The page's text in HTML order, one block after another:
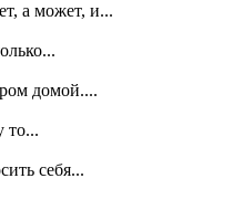
а может, и...
домой....
то...
себя...